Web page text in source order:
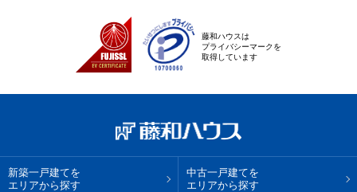
藤和ハウスは
プライバシーマークを
取得しています
新築一戸建てを
エリアから探す
中古一戸建てを
エリアから探す